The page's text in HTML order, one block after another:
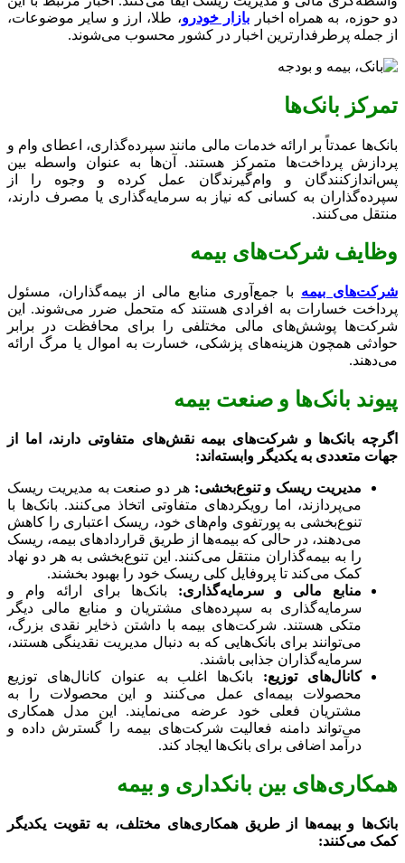
دو حوزه، به همراه اخبار بازار خودرو، طلا، ارز و سایر موضوعات،
از جمله پرطرفدارترین اخبار در کشور محسوب می‌شوند.
تمرکز بانک‌ها
بانک‌ها عمدتاً بر ارائه خدمات مالی مانند سپرده‌گذاری، اعطای وام و
پردازش پرداخت‌ها متمرکز هستند. آن‌ها به عنوان واسطه بین
پس‌اندازکنندگان و وام‌گیرندگان عمل کرده و وجوه را از
سپرده‌گذاران به کسانی که نیاز به سرمایه‌گذاری یا مصرف دارند،
منتقل می‌کنند.
وظایف شرکت‌های بیمه
شرکت‌های بیمه با جمع‌آوری منابع مالی از بیمه‌گذاران، مسئول
پرداخت خسارات به افرادی هستند که متحمل ضرر می‌شوند. این
شرکت‌ها پوشش‌های مالی مختلفی را برای محافظت در برابر
حوادثی همچون هزینه‌های پزشکی، خسارت به اموال یا مرگ ارائه
می‌دهند.
پیوند بانک‌ها و صنعت بیمه
اگرچه بانک‌ها و شرکت‌های بیمه نقش‌های متفاوتی دارند، اما از
جهات متعددی به یکدیگر وابسته‌اند:
مدیریت ریسک و تنوع‌بخشی: هر دو صنعت به مدیریت ریسک
می‌پردازند، اما رویکردهای متفاوتی اتخاذ می‌کنند. بانک‌ها با
تنوع‌بخشی به پورتفوی وام‌های خود، ریسک اعتباری را کاهش
می‌دهند، در حالی که بیمه‌ها از طریق قراردادهای بیمه، ریسک
را به بیمه‌گذاران منتقل می‌کنند. این تنوع‌بخشی به هر دو نهاد
کمک می‌کند تا پروفایل کلی ریسک خود را بهبود بخشند.
منابع مالی و سرمایه‌گذاری: بانک‌ها برای ارائه وام و
سرمایه‌گذاری به سپرده‌های مشتریان و منابع مالی دیگر
متکی هستند. شرکت‌های بیمه با داشتن ذخایر نقدی بزرگ،
می‌توانند برای بانک‌هایی که به دنبال مدیریت نقدینگی هستند،
سرمایه‌گذاران جذابی باشند.
کانال‌های توزیع: بانک‌ها اغلب به عنوان کانال‌های توزیع
محصولات بیمه‌ای عمل می‌کنند و این محصولات را به
مشتریان فعلی خود عرضه می‌نمایند. این مدل همکاری
می‌تواند دامنه فعالیت شرکت‌های بیمه را گسترش داده و
درآمد اضافی برای بانک‌ها ایجاد کند.
همکاری‌های بین بانکداری و بیمه
بانک‌ها و بیمه‌ها از طریق همکاری‌های مختلف، به تقویت یکدیگر
کمک می‌کنند: